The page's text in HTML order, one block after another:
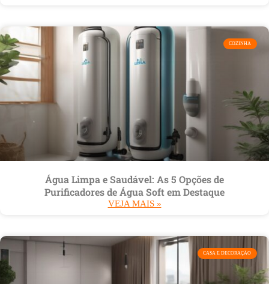
COZINHA
Água Limpa e Saudável: As 5 Opções de
Purificadores de Água Soft em Destaque
VEJA MAIS »
CASA E DECORAÇÃO